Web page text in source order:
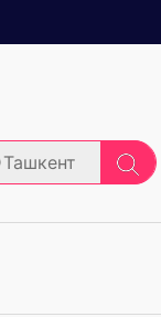
Ташкент